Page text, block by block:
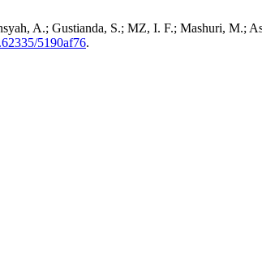
A.; Gustianda, S.; MZ, I. F.; Mashuri,
5190af76.